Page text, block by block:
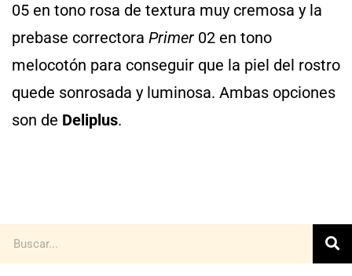
05 en tono rosa de textura muy cremosa y la
prebase correctora Primer 02 en tono
melocotón para conseguir que la piel del rostro
quede sonrosada y luminosa. Ambas opciones
son de Deliplus.